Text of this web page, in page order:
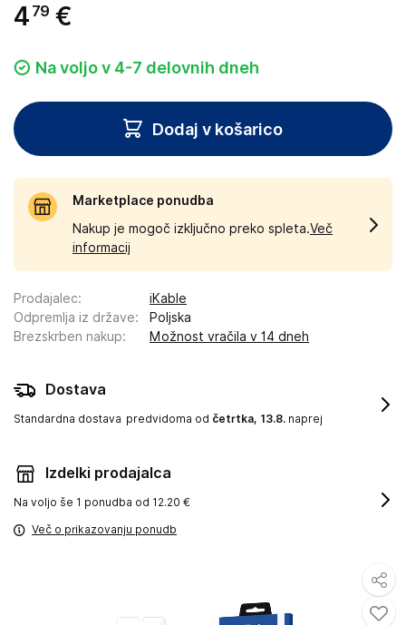
4 79 €
Na voljo v 4-7 delovnih dneh
Dodaj v košarico
Marketplace ponudba
Nakup je mogoč izključno preko spleta.Več
informacij
Prodajalec:
iKable
Odpremlja iz države:
Poljska
Brezskrben nakup: Možnost vračila v 14 dneh
Dostava
Standardna dostava predvidoma od četrtka, 13.8. naprej
Izdelki prodajalca
Na voljo še 1 ponudba od 12.20 €
Več o prikazovanju ponudb